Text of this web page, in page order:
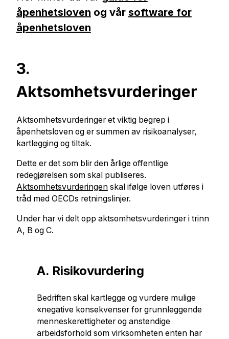
åpenhetsloven og vår software for
åpenhetsloven
3.
Aktsomhetsvurderinger
Aktsomhetsvurderinger et viktig begrep i
åpenhetsloven og er summen av risikoanalyser,
kartlegging og tiltak.
Dette er det som blir den årlige offentlige
redegjørelsen som skal publiseres.
Aktsomhetsvurderingenskal ifølge loven utføres i
tråd med OECDs retningslinjer.
Under har vi delt opp aktsomhetsvurderinger i trinn
A, B og C.
A. Risikovurdering
Bedriften skal kartlegge og vurdere mulige
«negative konsekvenser for grunnleggende
menneskerettigheter og anstendige
arbeidsforhold som virksomheten enten har